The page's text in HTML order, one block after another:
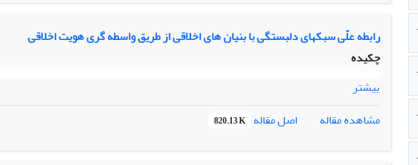
رابطه علّی سبکهای دلبستگی با بنیان های اخلاقی از طریق واسطه گری هویت اخلاقی
چکیده
بیشتر
مشاهده مقاله
اصل مقاله 820.13 K